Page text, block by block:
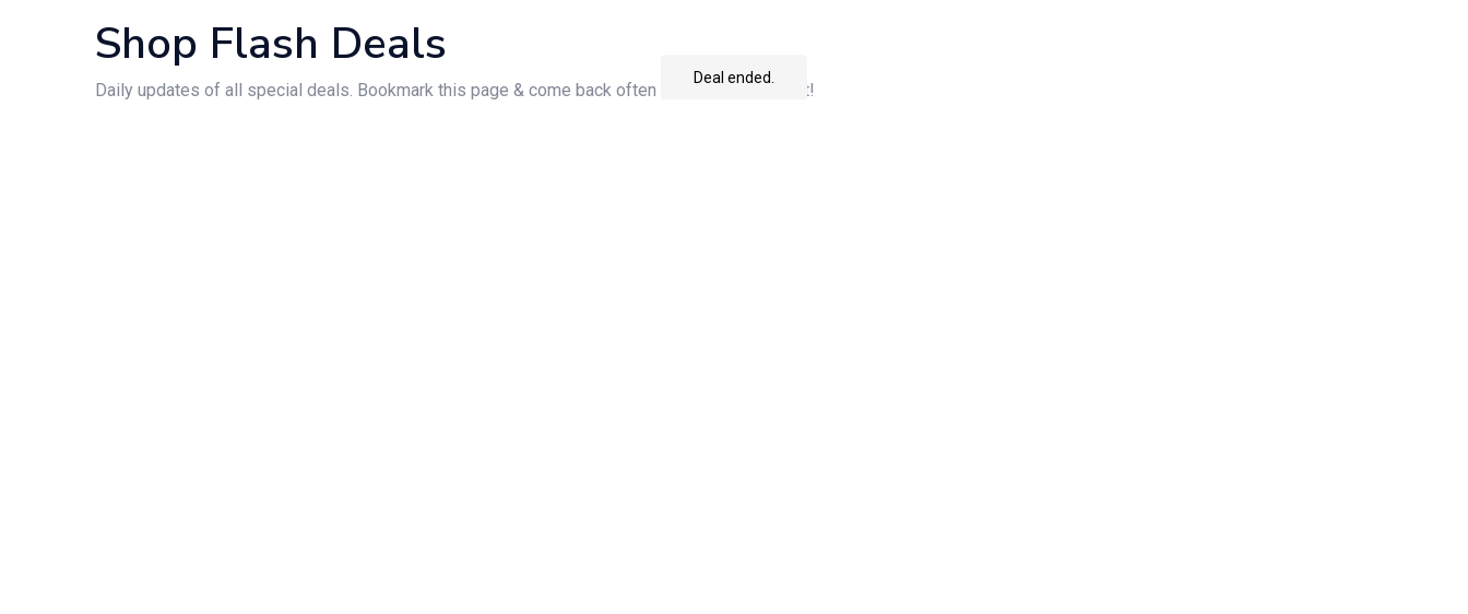
Shop Flash Deals
Daily updates of all special deals. Bookmark this page & come back often so you don't miss it!
Deal ended.